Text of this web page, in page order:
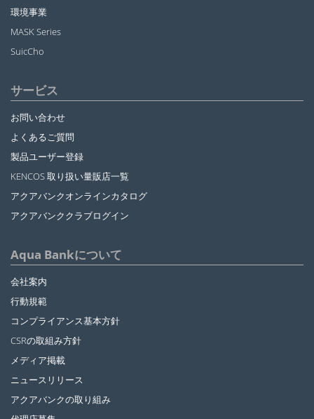
環境事業
MASK Series
SuicCho
サービス
お問い合わせ
よくあるご質問
製品ユーザー登録
KENCOS 取り扱い量販店一覧
アクアバンクオンラインカタログ
アクアバンククラブログイン
Aqua Bankについて
会社案内
行動規範
コンプライアンス基本方針
CSRの取組み方針
メディア掲載
ニュースリリース
アクアバンクの取り組み